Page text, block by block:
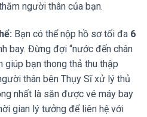
người thân của bạn.
Bạn có thể nộp hồ sơ tối đa 6
bay. Đừng đợi “nước đến chân
giúp bạn thong thả thu thập
thân bên Thụy Sĩ xử lý thủ
nhất là săn được vé máy bay
gian lý tưởng để liên hệ với